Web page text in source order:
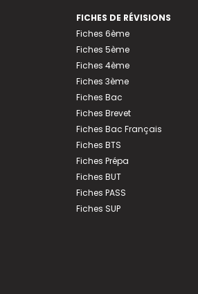
FICHES DE RÉVISIONS
Fiches 6ème
Fiches 5ème
Fiches 4ème
Fiches 3ème
Fiches Bac
Fiches Brevet
Fiches Bac Français
Fiches BTS
Fiches Prépa
Fiches BUT
Fiches PASS
Fiches SUP